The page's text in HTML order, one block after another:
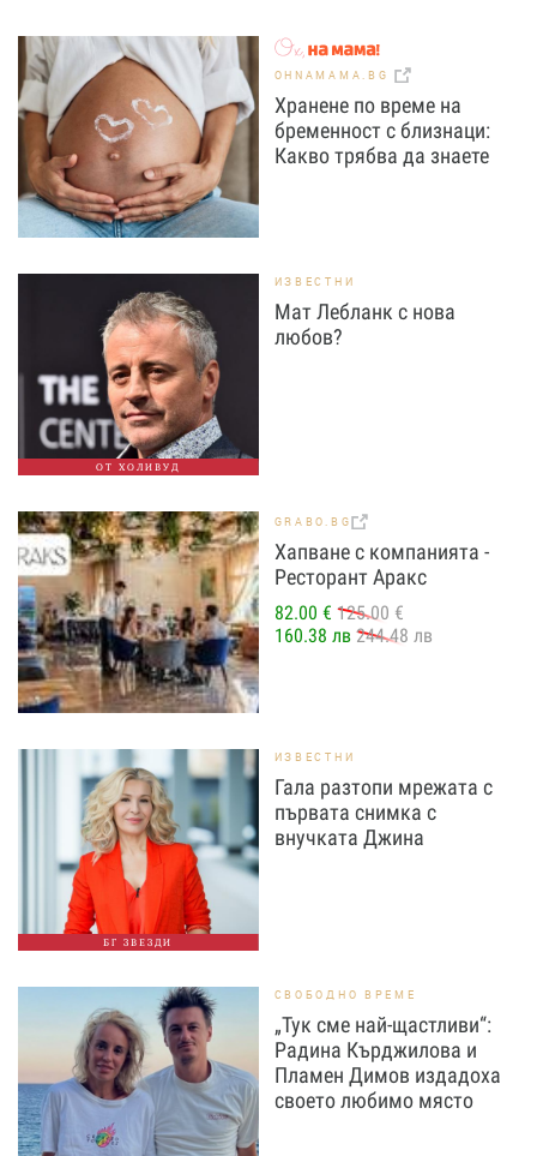
OHNAMAMA.BG
Хранене по време на
бременност с близнаци:
Какво трябва да знаете
ОТ ХОЛИВУД
ИЗВЕСТНИ
Мат Лебланк с нова
любов?
GRABO.BG
Хапване с компанията -
Ресторант Аракс
82.00 € 125.00 €
160.38 лв 244.48 лв
БГ ЗВЕЗДИ
ИЗВЕСТНИ
Гала разтопи мрежата с
първата снимка с
внучката Джина
СВОБОДНО ВРЕМЕ
„Тук сме най-щастливи“:
Радина Кърджилова и
Пламен Димов издадоха
своето любимо място